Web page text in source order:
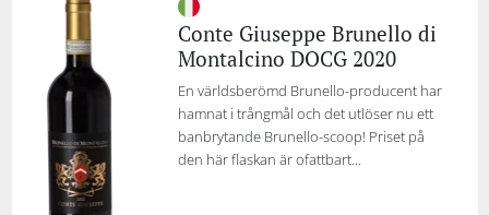
Conte Giuseppe Brunello di
Montalcino DOCG 2020
En världsberömd Brunello-producent har
hamnat i trångmål och det utlöser nu ett
banbrytande Brunello-scoop! Priset på
den här flaskan är ofattbart...